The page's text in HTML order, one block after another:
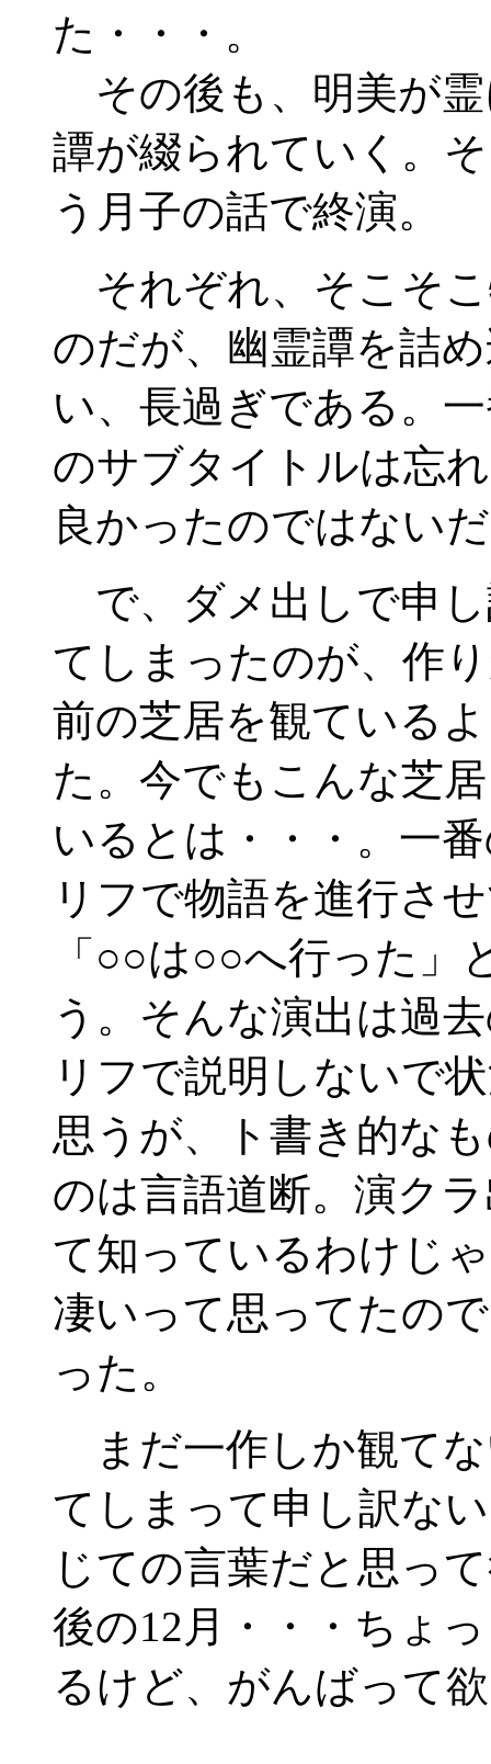
た・・・。
その後も、明美が
譚が綴られていく。
う月子の話で終演。
それぞれ、そこそ
のだが、幽霊譚を詰
い、長過ぎである。
のサブタイトルは忘
良かったのではない
で、ダメ出しで申
てしまったのが、作
前の芝居を観ている
た。今でもこんな芝
いるとは・・・。一
リフで物語を進行さ
「○○は○○へ行った」
う。そんな演出は過
リフで説明しないで
思うが、ト書き的な
のは言語道断。演ク
て知っているわけじ
凄いって思ってたの
った。
まだ一作しか観て
てしまって申し訳な
じての言葉だと思っ
後の12月・・・ちょ
るけど、がんばって